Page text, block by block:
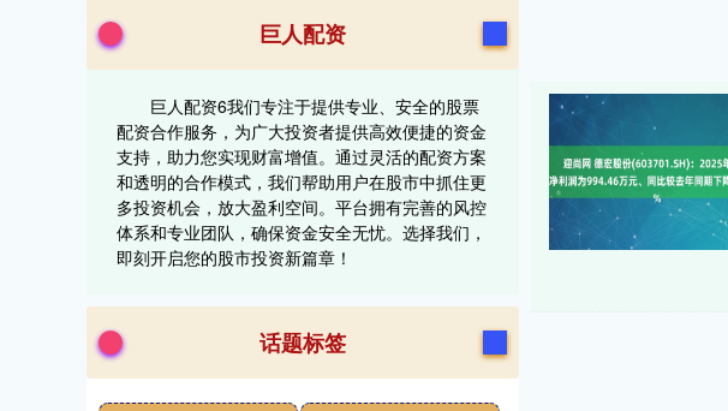
巨人配资
巨人配资6我们专注于提供专业、安全的股票
配资合作服务，为广大投资者提供高效便捷的资金
支持，助力您实现财富增值。通过灵活的配资方案
和透明的合作模式，我们帮助用户在股市中抓住更
多投资机会，放大盈利空间。平台拥有完善的风控
体系和专业团队，确保资金安全无忧。选择我们，
即刻开启您的股市投资新篇章！
话题标签